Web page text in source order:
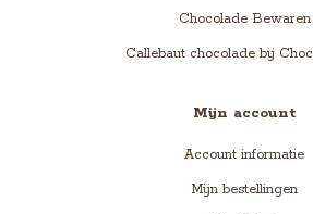
Chocolade Bewaren
Callebaut chocolade bij
Mijn account
Account informatie
Mijn bestellingen